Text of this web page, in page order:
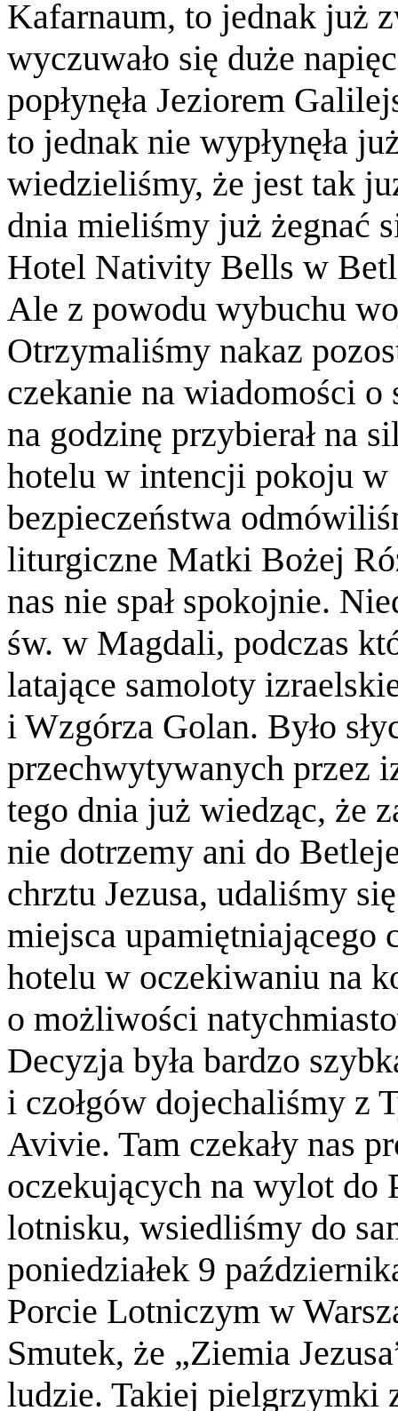
Kafarnaum, to jednak już
wyczuwało się duże
popłynęła Jeziorem
to jednak nie wypłynęła
wiedzieliśmy, że jest tak
dnia mieliśmy już żegnać
Hotel Nativity Bells w
Ale z powodu wybuchu
Otrzymaliśmy nakaz
czekanie na wiadomości
na godzinę przybierał na
hotelu w intencji pokoju w
bezpieczeństwa
liturgiczne Matki Bożej
nas nie spał spokojnie.
św. w Magdali, podczas
latające samoloty
i Wzgórza Golan. Było
przechwytywanych przez
tego dnia już wiedząc, że
nie dotrzemy ani do
chrztu Jezusa, udaliśmy
miejsca upamiętniającego
hotelu w oczekiwaniu na
o możliwości
Decyzja była bardzo
i czołgów dojechaliśmy z
Avivie. Tam czekały nas
oczekujących na wylot do
lotnisku, wsiedliśmy do
poniedziałek 9
Porcie Lotniczym w
Smutek, że „Ziemia
ludzie. Takiej pielgrzymki